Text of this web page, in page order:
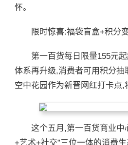
怀。
限时惊喜:福袋盲盒+积分
第一百货每日限量155元
体系再升级,消费者可用积分抽
空中花园作为新晋网红打卡点
这个五月,第一百货商业中
+艺术+社交”三位一体的消费